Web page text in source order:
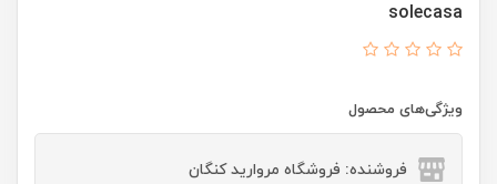
solecasa
ویژگی‌های محصول
فروشنده: فروشگاه مروارید کنگان